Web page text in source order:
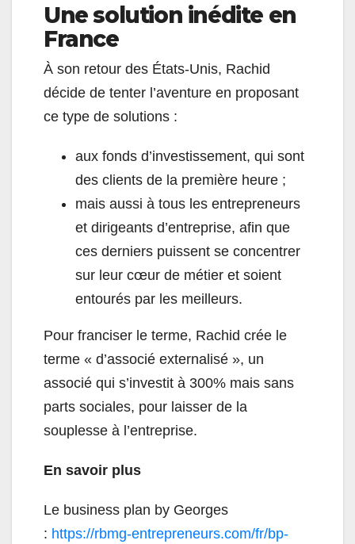
Une solution inédite en
France
À son retour des États-Unis, Rachid
décide de tenter l’aventure en proposant
ce type de solutions :
aux fonds d’investissement, qui sont
des clients de la première heure ;
mais aussi à tous les entrepreneurs
et dirigeants d’entreprise, afin que
ces derniers puissent se concentrer
sur leur cœur de métier et soient
entourés par les meilleurs.
Pour franciser le terme, Rachid crée le
terme « d’associé externalisé », un
associé qui s’investit à 300% mais sans
parts sociales, pour laisser de la
souplesse à l’entreprise.
En savoir plus
Le business plan by Georges
: https://rbmg-entrepreneurs.com/fr/bp-